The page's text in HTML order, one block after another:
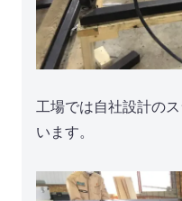
工場では自社設計の
います。